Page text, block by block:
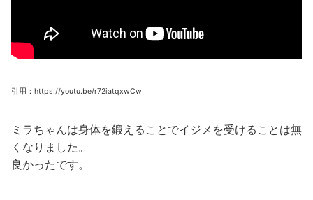
引用：https://youtu.be/r72iatqxwCw
ミラちゃんは身体を鍛えることでイジメを受けることは無
くなりました。
良かったです。